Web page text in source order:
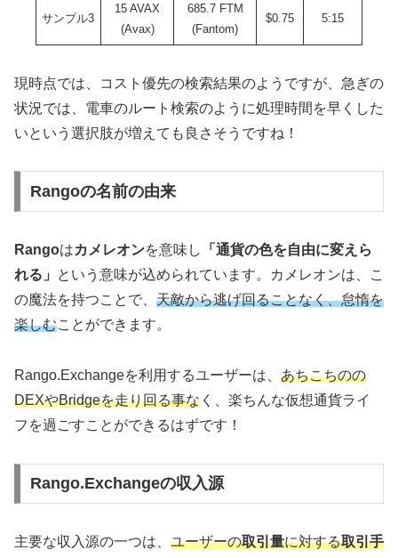
サンプル3
15 AVAX
(Avax)
685.7 FTM
(Fantom)
$0.75 5:15
現時点では、コスト優先の検索結果のようですが、急ぎの
状況では、電車のルート検索のように処理時間を早くした
いという選択肢が増えても良さそうですね！
Rangoの名前の由来
Rangoはカメレオンを意味し
「通貨の色を自由に変えら
れる」
という意味が込められています。カメレオンは、こ
の魔法を持つことで、 天敵から逃げ回ることなく、怠惰を
楽しむことができます。
Rango.Exchangeを利用するユーザーは、 あちこちのの
DEXやBridgeを走り回る事な く、楽ちんな仮想通貨ライ
フを過ごすことができるはずです！
Rango.Exchangeの収入源
主要な収入源の一つは、 ユーザーの取引量に対する取引手